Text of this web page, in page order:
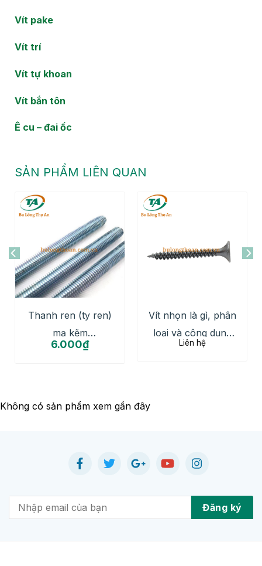
Vít pake
Vít trí
Vít tự khoan
Vít bắn tôn
Ê cu – đai ốc
SẢN PHẨM LIÊN QUAN
Thanh ren (ty ren)
mạ kẽm
M6,M8,M10,M12 giá
6.000₫
Vít nhọn là gì, phân
loại và công dụng
chi tiết
Liên hệ
Không có sản phẩm xem gần đây